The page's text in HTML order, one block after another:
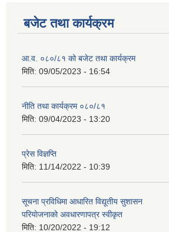
बजेट तथा कार्यक्रम
आ.व. ०८०/८१ को बजेट तथा कार्यक्रम
मिति: 09/05/2023 - 16:54
नीति तथा कार्यक्रम ०८०/८१
मिति: 09/04/2023 - 13:20
प्रेस विज्ञप्ति
मिति: 11/14/2022 - 10:39
सूचना प्रविधिमा आधारित विद्यूतीय सुशासन
परियाेजनाकाे अवधारणापत्र स्वीकृत
मिति: 10/20/2022 - 19:12